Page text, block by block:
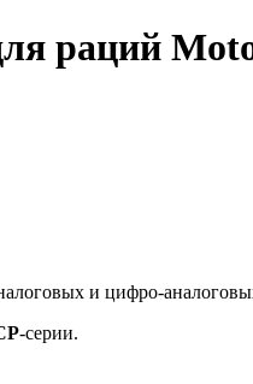
раций
и цифро-
-серии.